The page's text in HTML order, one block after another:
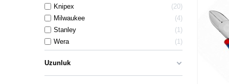
Knipex
20
Milwaukee
4
Stanley
1
Wera
1
Uzunluk